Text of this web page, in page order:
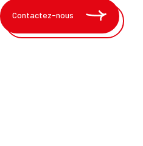
Contactez-nous